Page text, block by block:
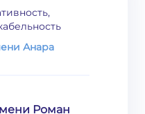
Анара
Роман